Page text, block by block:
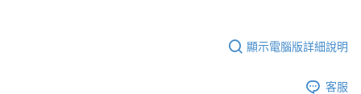
顯示電腦版詳細說明
客服